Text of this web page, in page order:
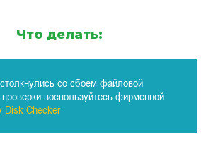
Что делать:
со сбоем файловой
воспользуйтесь фирменной
Disk Checker